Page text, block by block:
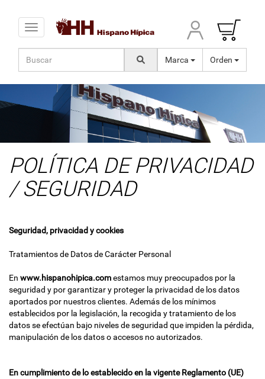
Toggle navigation
Marca Orden
POLÍTICA DE PRIVACIDAD
/ SEGURIDAD
Seguridad, privacidad y cookies
Tratamientos de Datos de Carácter Personal
En www.hispanohipica.comestamos muy preocupados por la
seguridad y por garantizar y proteger la privacidad de los datos
aportados por nuestros clientes. Además de los mínimos
establecidos por la legislación, la recogida y tratamiento de los
datos se efectúan bajo niveles de seguridad que impiden la pérdida,
manipulación de los datos o accesos no autorizados.
En cumplimiento de lo establecido en la vigente Reglamento (UE)